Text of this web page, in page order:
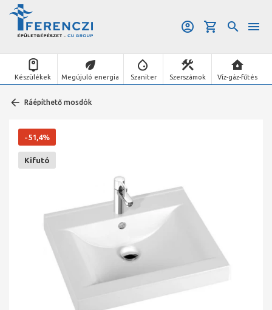
Készülékek Megújuló energia Szaniter Szerszámok Víz-gáz-fűtés
Ráépíthető mosdók
-51,4%
Kifutó